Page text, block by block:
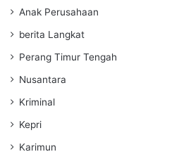
Anak Perusahaan
berita Langkat
Perang Timur Tengah
Nusantara
Kriminal
Kepri
Karimun